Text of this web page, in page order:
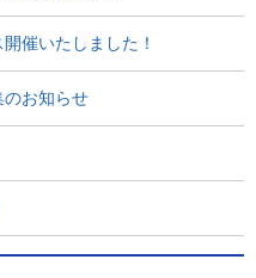
催いたしました！
のお知らせ